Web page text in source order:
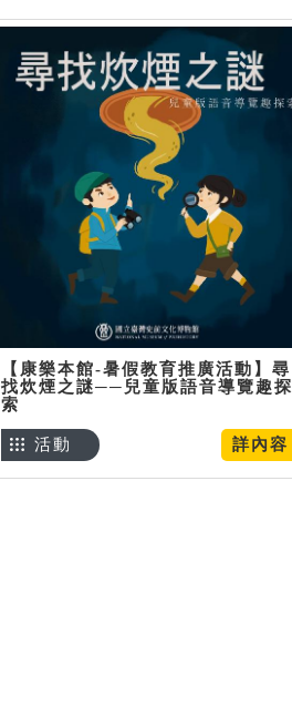
【康樂本館-暑假教育推廣活動】尋
找炊煙之謎──兒童版語音導覽趣探
索
詳內容
活動